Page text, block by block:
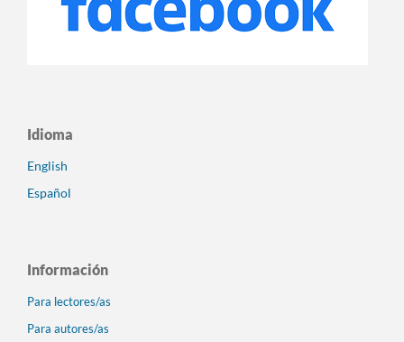
Idioma
English
Español
Información
Para lectores/as
Para autores/as